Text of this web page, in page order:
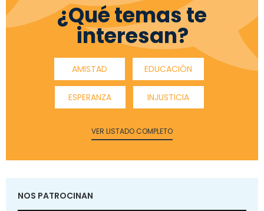
¿Qué temas te
interesan?
AMISTAD EDUCACIÓN
ESPERANZA INJUSTICIA
VER LISTADO COMPLETO
NOS PATROCINAN